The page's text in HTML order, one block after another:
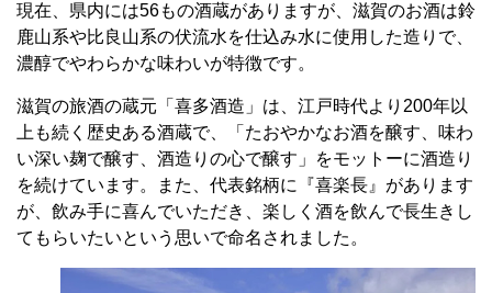
現在、県内には56もの酒蔵がありますが、滋賀のお酒は鈴
鹿山系や比良山系の伏流水を仕込み水に使用した造りで、
濃醇でやわらかな味わいが特徴です。
滋賀の旅酒の蔵元「喜多酒造」は、江戸時代より200年以
上も続く歴史ある酒蔵で、「たおやかなお酒を醸す、味わ
い深い麹で醸す、酒造りの心で醸す」をモットーに酒造り
を続けています。また、代表銘柄に『喜楽長』があります
が、飲み手に喜んでいただき、楽しく酒を飲んで長生きし
てもらいたいという思いで命名されました。